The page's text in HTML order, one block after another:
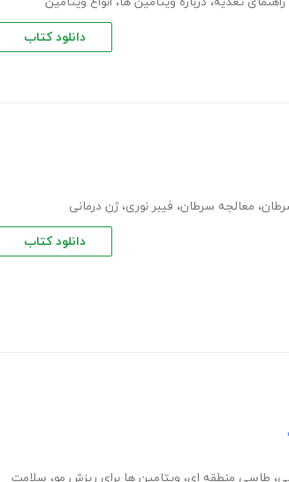
دانلود کتاب
، معالجه سرطان، فیبر نوری،ژن درمانی
دانلود کتاب
، طاسی منطقه ای، ویتامین ها برای ریزش مو، سلامت